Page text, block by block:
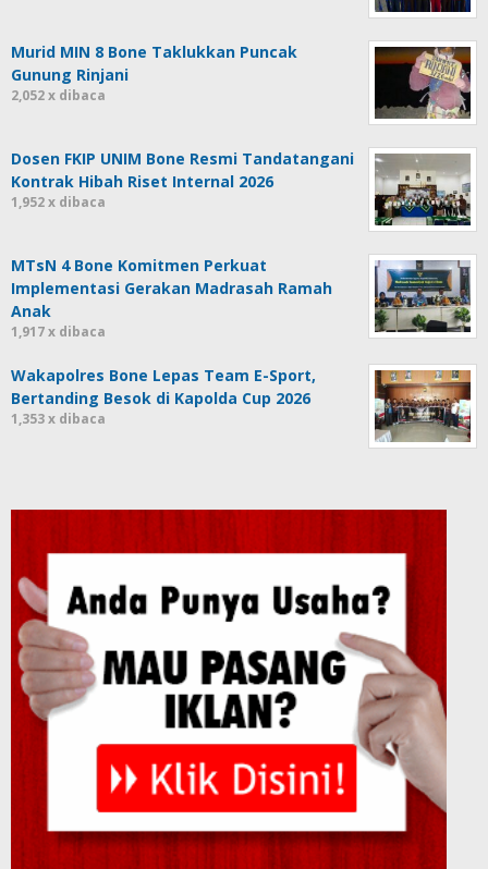
Murid MIN 8 Bone Taklukkan Puncak
Gunung Rinjani
2,052 x dibaca
Dosen FKIP UNIM Bone Resmi Tandatangani
Kontrak Hibah Riset Internal 2026
1,952 x dibaca
MTsN 4 Bone Komitmen Perkuat
Implementasi Gerakan Madrasah Ramah
Anak
1,917 x dibaca
Wakapolres Bone Lepas Team E-Sport,
Bertanding Besok di Kapolda Cup 2026
1,353 x dibaca